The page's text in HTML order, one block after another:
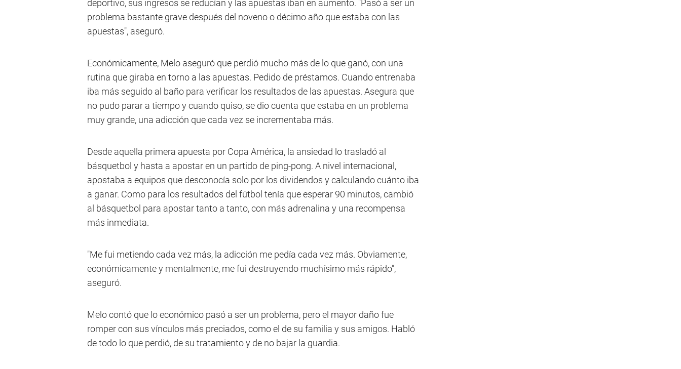
deportivo, sus ingresos se reducían y las apuestas iban en aumento. "Pasó a ser un
problema bastante grave después del noveno o décimo año que estaba con las
apuestas", aseguró.
Económicamente, Melo aseguró que perdió mucho más de lo que ganó, con una
rutina que giraba en torno a las apuestas. Pedido de préstamos. Cuando entrenaba
iba más seguido al baño para verificar los resultados de las apuestas. Asegura que
no pudo parar a tiempo y cuando quiso, se dio cuenta que estaba en un problema
muy grande, una adicción que cada vez se incrementaba más.
Desde aquella primera apuesta por Copa América, la ansiedad lo trasladó al
básquetbol y hasta a apostar en un partido de ping-pong. A nivel internacional,
apostaba a equipos que desconocía solo por los dividendos y calculando cuánto iba
a ganar. Como para los resultados del fútbol tenía que esperar 90 minutos, cambió
al básquetbol para apostar tanto a tanto, con más adrenalina y una recompensa
más inmediata.
"Me fui metiendo cada vez más, la adicción me pedía cada vez más. Obviamente,
económicamente y mentalmente, me fui destruyendo muchísimo más rápido",
aseguró.
Melo contó que lo económico pasó a ser un problema, pero el mayor daño fue
romper con sus vínculos más preciados, como el de su familia y sus amigos. Habló
de todo lo que perdió, de su tratamiento y de no bajar la guardia.